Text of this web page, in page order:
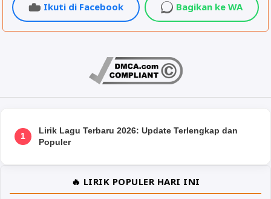
Ikuti di Facebook Bagikan ke WA
1
Lirik Lagu Terbaru 2026: Update Terlengkap dan
Populer
🔥 LIRIK POPULER HARI INI